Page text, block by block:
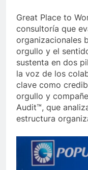
Great Place to
consultoría que
organizacionales
orgullo y el
sustenta en dos
la voz de los
clave como
orgullo y
Audit™, que
estructura